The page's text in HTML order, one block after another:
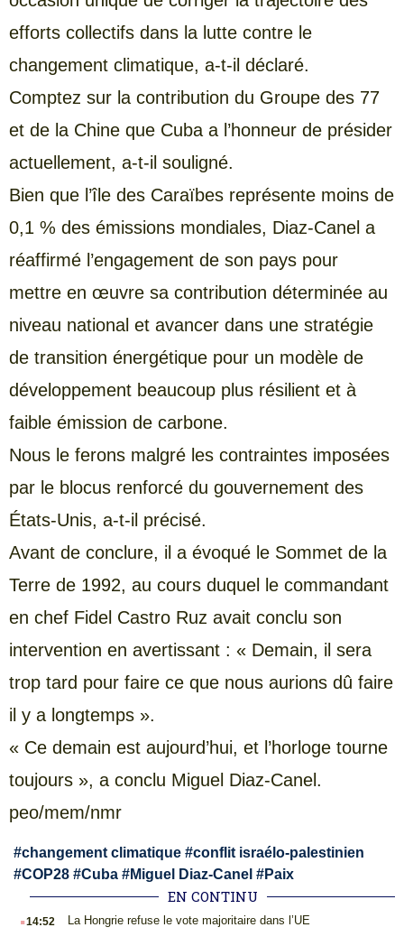
efforts collectifs dans la lutte contre le
changement climatique, a-t-il déclaré.
Comptez sur la contribution du Groupe des 77
et de la Chine que Cuba a l’honneur de présider
actuellement, a-t-il souligné.
Bien que l’île des Caraïbes représente moins de
0,1 % des émissions mondiales, Diaz-Canel a
réaffirmé l’engagement de son pays pour
mettre en œuvre sa contribution déterminée au
niveau national et avancer dans une stratégie
de transition énergétique pour un modèle de
développement beaucoup plus résilient et à
faible émission de carbone.
Nous le ferons malgré les contraintes imposées
par le blocus renforcé du gouvernement des
États-Unis, a-t-il précisé.
Avant de conclure, il a évoqué le Sommet de la
Terre de 1992, au cours duquel le commandant
en chef Fidel Castro Ruz avait conclu son
intervention en avertissant : « Demain, il sera
trop tard pour faire ce que nous aurions dû faire
il y a longtemps ».
« Ce demain est aujourd’hui, et l’horloge tourne
toujours », a conclu Miguel Diaz-Canel.
peo/mem/nmr
#changement climatique #conflit israélo-palestinien
#COP28 #Cuba #Miguel Diaz-Canel #Paix
EN CONTINU
.14:52 La Hongrie refuse le vote majoritaire dans l’UE